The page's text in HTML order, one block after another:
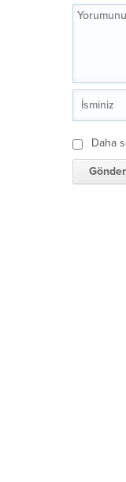
Daha